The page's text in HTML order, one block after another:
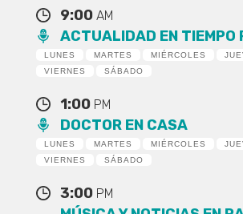
9:00 AM
ACTUALIDAD EN TIEMPO
LUNES MARTES MIÉRCOLES
VIERNES
SÁBADO
1:00 PM
DOCTOR EN CASA
LUNES MARTES MIÉRCOLES
VIERNES
SÁBADO
3:00 PM